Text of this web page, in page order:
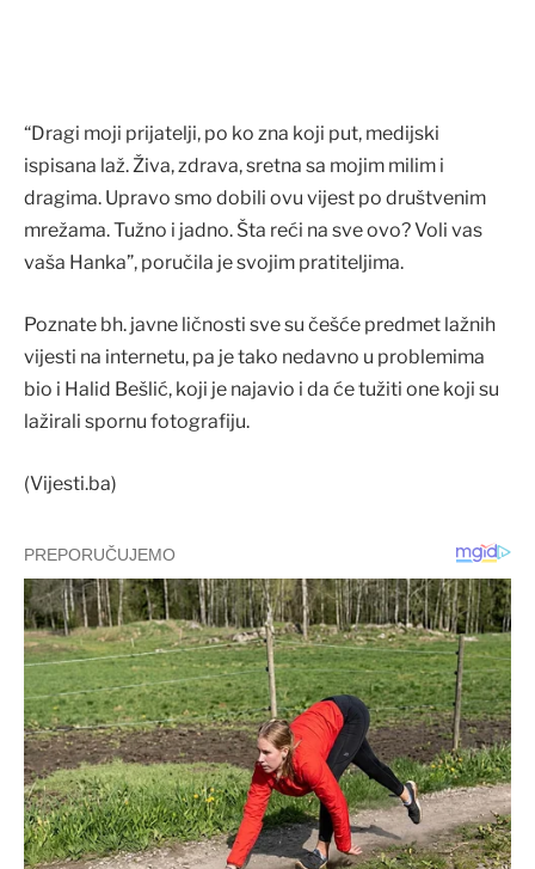
“Dragi moji prijatelji, po ko zna koji put, medijski
ispisana laž. Živa, zdrava, sretna sa mojim milim i
dragima. Upravo smo dobili ovu vijest po društvenim
mrežama. Tužno i jadno. Šta reći na sve ovo? Voli vas
vaša Hanka”, poručila je svojim pratiteljima.
Poznate bh. javne ličnosti sve su češće predmet lažnih
vijesti na internetu, pa je tako nedavno u problemima
bio i Halid Bešlić, koji je najavio i da će tužiti one koji su
lažirali spornu fotografiju.
(Vijesti.ba)